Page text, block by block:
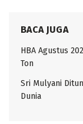
BACA JUGA
HBA Agustus
Ton
Sri Mulyani
Dunia